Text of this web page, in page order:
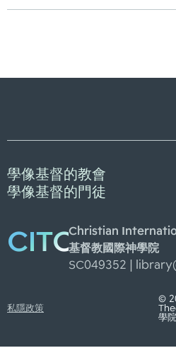
學像基督的教會
學像基督的門徒
CITCChristian
基督教國際神學院
SC049352 |
私隱政策
©
學院